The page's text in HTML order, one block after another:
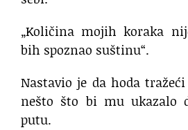
„Količina mojih koraka
bih spoznao suštinu“.
Nastavio je da hoda
nešto što bi mu ukazalo
putu.